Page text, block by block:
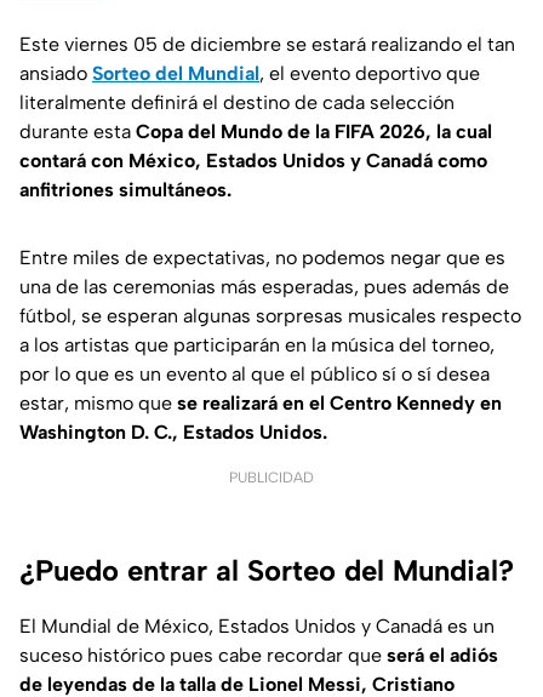
Este viernes 05 de diciembre se estará realizando el tan
ansiado Sorteo del Mundial, el evento deportivo que
literalmente definirá el destino de cada selección
durante esta Copa del Mundo de la FIFA 2026, la cual
contará con México, Estados Unidos y Canadá como
anfitriones simultáneos.
Entre miles de expectativas, no podemos negar que es
una de las ceremonias más esperadas, pues además de
fútbol, se esperan algunas sorpresas musicales respecto
a los artistas que participarán en la música del torneo,
por lo que es un evento al que el público sí o sí desea
estar, mismo que se realizará en el Centro Kennedy en
Washington D. C., Estados Unidos.
PUBLICIDAD
¿Puedo entrar al Sorteo del Mundial?
El Mundial de México, Estados Unidos y Canadá es un
suceso histórico pues cabe recordar que será el adiós
de leyendas de la talla de Lionel Messi, Cristiano